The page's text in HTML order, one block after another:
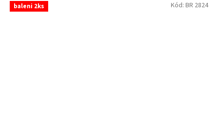
baleni 2ks Kód: BR 2824